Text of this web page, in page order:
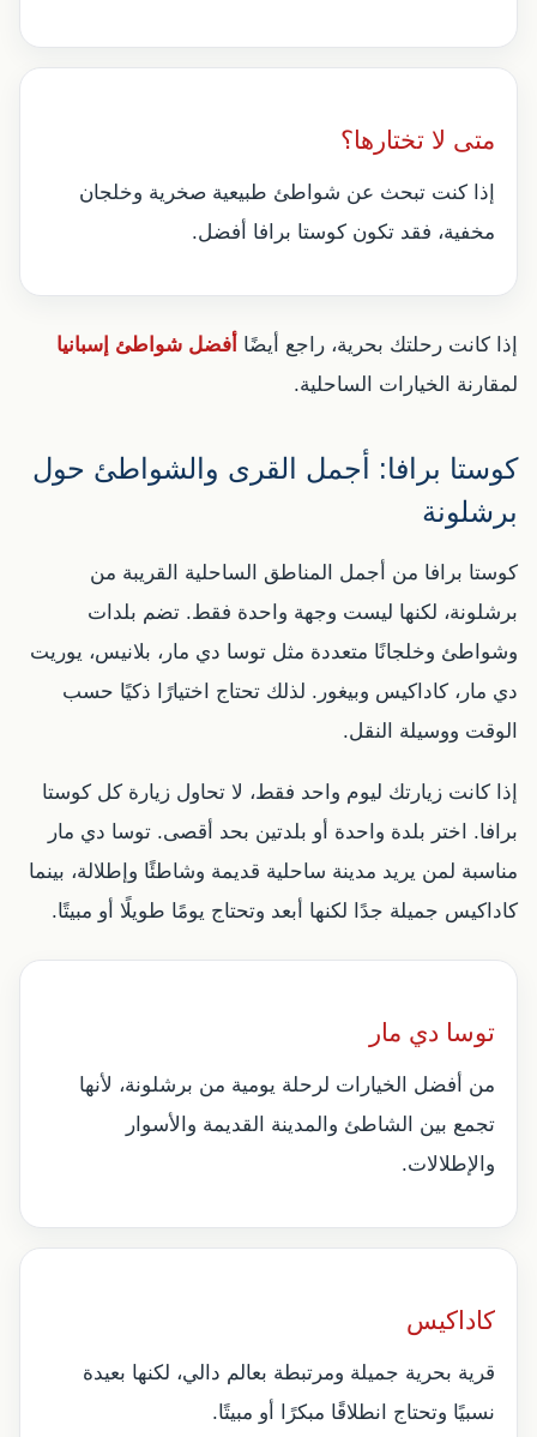
متى لا تختارها؟
إذا كنت تبحث عن شواطئ طبيعية صخرية وخلجان
مخفية، فقد تكون كوستا برافا أفضل.
إذا كانت رحلتك بحرية، راجع أيضًا أفضل شواطئ إسبانيا
لمقارنة الخيارات الساحلية.
كوستا برافا: أجمل القرى والشواطئ حول
برشلونة
كوستا برافا من أجمل المناطق الساحلية القريبة من
برشلونة، لكنها ليست وجهة واحدة فقط. تضم بلدات
وشواطئ وخلجانًا متعددة مثل توسا دي مار، بلانيس، يوريت
دي مار، كاداكيس وبيغور. لذلك تحتاج اختيارًا ذكيًا حسب
الوقت ووسيلة النقل.
إذا كانت زيارتك ليوم واحد فقط، لا تحاول زيارة كل كوستا
برافا. اختر بلدة واحدة أو بلدتين بحد أقصى. توسا دي مار
مناسبة لمن يريد مدينة ساحلية قديمة وشاطئًا وإطلالة، بينما
كاداكيس جميلة جدًا لكنها أبعد وتحتاج يومًا طويلًا أو مبيتًا.
توسا دي مار
من أفضل الخيارات لرحلة يومية من برشلونة، لأنها
تجمع بين الشاطئ والمدينة القديمة والأسوار
والإطلالات.
كاداكيس
قرية بحرية جميلة ومرتبطة بعالم دالي، لكنها بعيدة
نسبيًا وتحتاج انطلاقًا مبكرًا أو مبيتًا.